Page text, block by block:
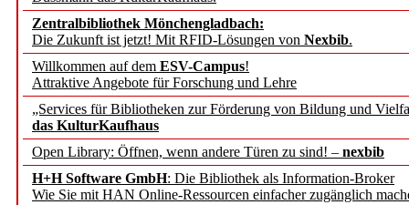
Zentralbibliothek Mönchengladbach:
Die Zukunft ist jetzt! Mit RFID-Lösungen von Nexbib.
Willkommen auf dem ESV-Campus!
Attraktive Angebote für Forschung und Lehre
„Services für Bibliotheken zur Förderung von Bildung und
das KulturKaufhaus
Open Library: Öffnen, wenn andere Türen zu sind! – nexbib
H+H Software GmbH: Die Bibliothek als Information-Broker
Wie Sie mit HAN Online-Ressourcen einfacher zugänglich
konstruktiv!
Mohr Siebeck
und die Zeitschrift für